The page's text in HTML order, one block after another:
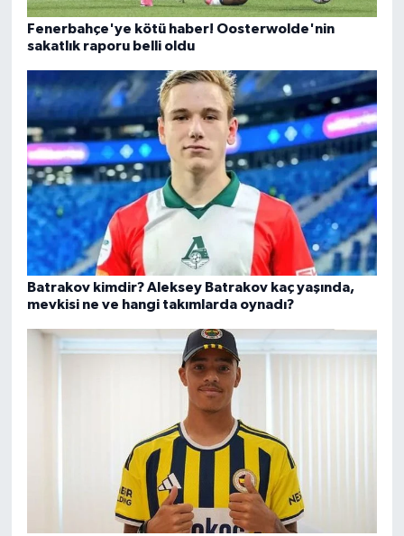
Fenerbahçe'ye kötü haber! Oosterwolde'nin
sakatlık raporu belli oldu
Batrakov kimdir? Aleksey Batrakov kaç yaşında,
mevkisi ne ve hangi takımlarda oynadı?